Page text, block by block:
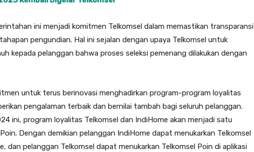
ini menjadi komitmen Telkomsel dalam memastikan transparansi
pengundian. Hal ini sejalan dengan upaya Telkomsel untuk
kepada pelanggan bahwa proses seleksi pemenang dilakukan dengan
untuk terus berinovasi menghadirkan program-program loyalitas
pengalaman terbaik dan bernilai tambah bagi seluruh pelanggan.
ini, program loyalitas Telkomsel dan IndiHome akan menjadi satu
Dengan demikian pelanggan IndiHome dapat menukarkan Telkomsel
dan pelanggan Telkomsel dapat menukarkan Telkomsel Poin di aplikasi